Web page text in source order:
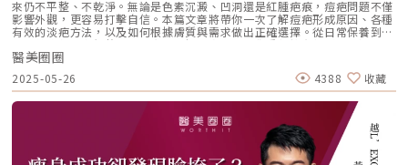
來仍不平整、不乾淨。無論是色素沉澱、凹洞還是紅腫疤痕，痘疤問題不僅
影響外觀，更容易打擊自信。本篇文章將帶你一次了解痘疤形成原因、各種
有效的淡疤方法，以及如何根據膚質與需求做出正確選擇。從日常保養到專
業醫美療程，我們整理出最實用的解決方案，讓你重新擁有乾淨、平滑、明
亮的肌膚，不再為痘疤煩惱！痘疤是怎麼形成的？痘疤並不是一夜之間出現
的，而是肌膚修復過程中，因為發炎與組織損傷沒有被妥善管理所留下的痕
跡。 發炎後色素沉澱（PIH）這是亞洲人最常見的痘疤類型。當肌膚遭到發
炎刺激後，黑色素細胞會過度活躍，導致局部色素沉澱，形成咖啡色或紫紅
色斑點。 凹陷型痘疤（萎縮疤）這類痘疤常見於囊腫型或發炎嚴重的痘
痘，當膠原蛋白流失或組織破壞過多，肌膚便無法恢復原狀，出現坑洞或凹
陷。 增生型痘疤（肥厚性疤痕）相較於凹陷疤，這類疤痕是因為組織過度
修復，導致疤痕高出皮膚表面，甚至可能出現蟹足腫。常見的淡化痘疤方式
有哪些？根據痘疤類型與深淺程度，因此處理方式會不同。以下為幾種常見
醫美圈圈
2025-05-26 4388 收藏